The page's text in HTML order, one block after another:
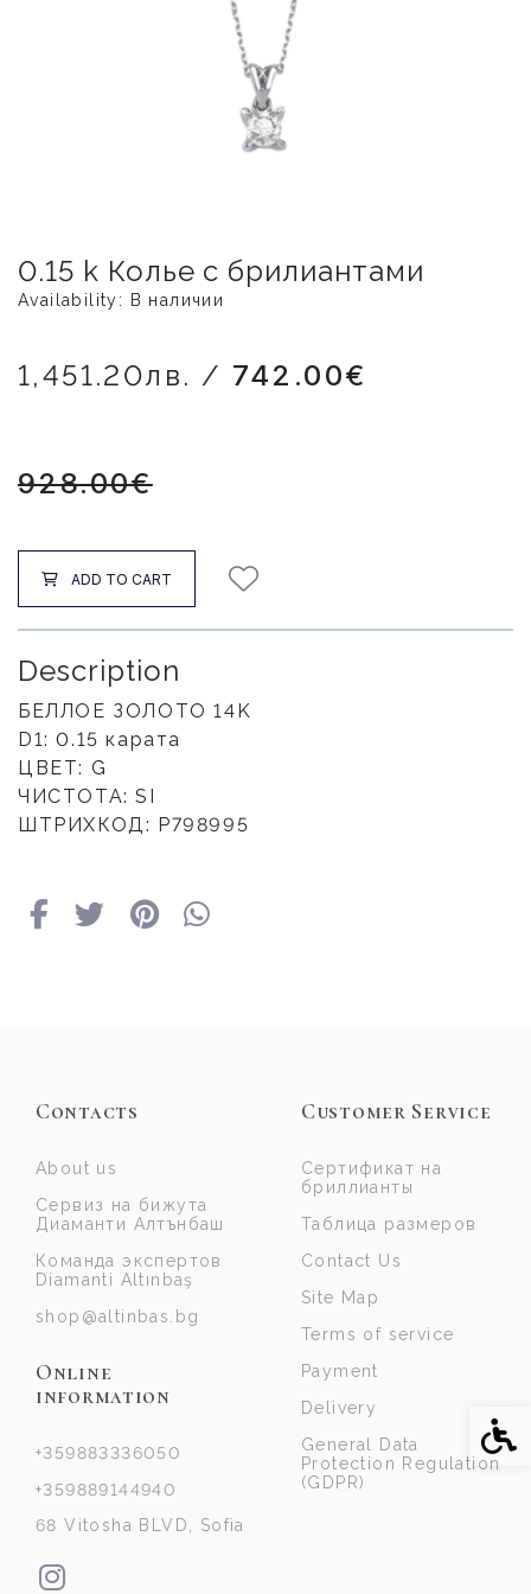
0.15 k Колье с брилиантами
Availability: В наличии
1,451.20лв. / 742.00€
928.00€
ADD TO CART
Description
БЕЛЛОЕ ЗОЛОТО 14K
D1: 0.15 карата
ЦВЕТ: G
ЧИСТОТА: SI
ШТРИХКОД: P798995
Contacts
About us
Сервиз на бижута
Диаманти Алтънбаш
Команда экспертов
Diamanti Altınbaş
shop@altinbas.bg
Online
information
+359883336050
+359889144940
68 Vitosha BLVD, Sofia
Customer Service
Сертификат на
бриллианты
Таблица размеров
Contact Us
Site Map
Terms of service
Payment
Delivery
General Data
Protection Regulation
(GDPR)